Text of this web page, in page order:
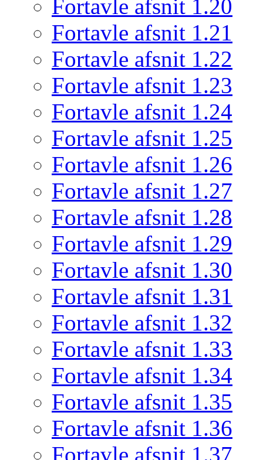
Fortavle afsnit 1.20
Fortavle afsnit 1.21
Fortavle afsnit 1.22
Fortavle afsnit 1.23
Fortavle afsnit 1.24
Fortavle afsnit 1.25
Fortavle afsnit 1.26
Fortavle afsnit 1.27
Fortavle afsnit 1.28
Fortavle afsnit 1.29
Fortavle afsnit 1.30
Fortavle afsnit 1.31
Fortavle afsnit 1.32
Fortavle afsnit 1.33
Fortavle afsnit 1.34
Fortavle afsnit 1.35
Fortavle afsnit 1.36
Fortavle afsnit 1.37